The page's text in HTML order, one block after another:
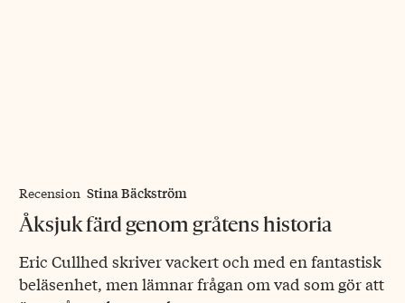
Recension Stina Bäckström
Åksjuk färd genom gråtens historia
Eric Cullhed skriver vackert och med en fantastisk
beläsenhet, men lämnar frågan om vad som gör att